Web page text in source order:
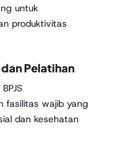
untuk
produktivitas
Pelatihan
fasilitas wajib yang
dan kesehatan